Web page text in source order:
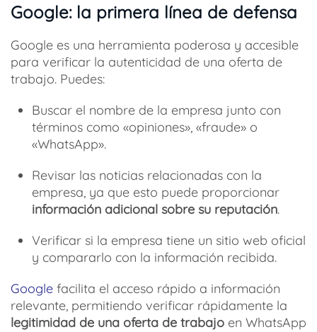
Google: la primera línea de defensa
Google es una herramienta poderosa y accesible
para verificar la autenticidad de una oferta de
trabajo. Puedes:
Buscar el nombre de la empresa junto con
términos como «opiniones», «fraude» o
«WhatsApp».
Revisar las noticias relacionadas con la
empresa, ya que esto puede proporcionar
información adicional sobre su reputación.
Verificar si la empresa tiene un sitio web oficial
y compararlo con la información recibida.
Google facilita el acceso rápido a información
relevante, permitiendo verificar rápidamente la
legitimidad de una oferta de trabajo en WhatsApp